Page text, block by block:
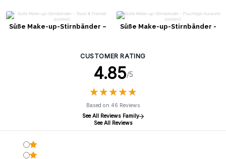
Süße Make-up-Stirnbänder –
Süße Make-up-Stirnbänder -
CUSTOMER RATING
4.85/5
★★★★★
★★★★★
Based on 46 Reviews
See All Reviews Family
See All Reviews